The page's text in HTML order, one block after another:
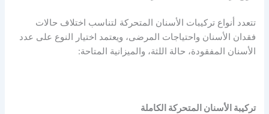
تتعدد أنواع تركيبات الأسنان المتحركة لتناسب اختلاف حالات
فقدان الأسنان واحتياجات المرضى، ويعتمد اختيار النوع على عدد
الأسنان المفقودة، حالة اللثة، والميزانية المتاحة:
تركيبة الأسنان المتحركة الكاملة